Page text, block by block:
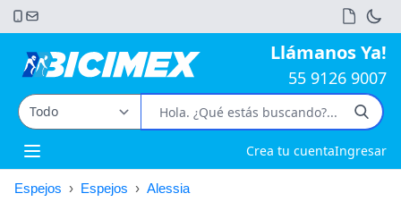
Llámanos Ya!
55 9126 9007
Open main menu Crea tu cuentaIngresar
Espejos › Espejos › Alessia